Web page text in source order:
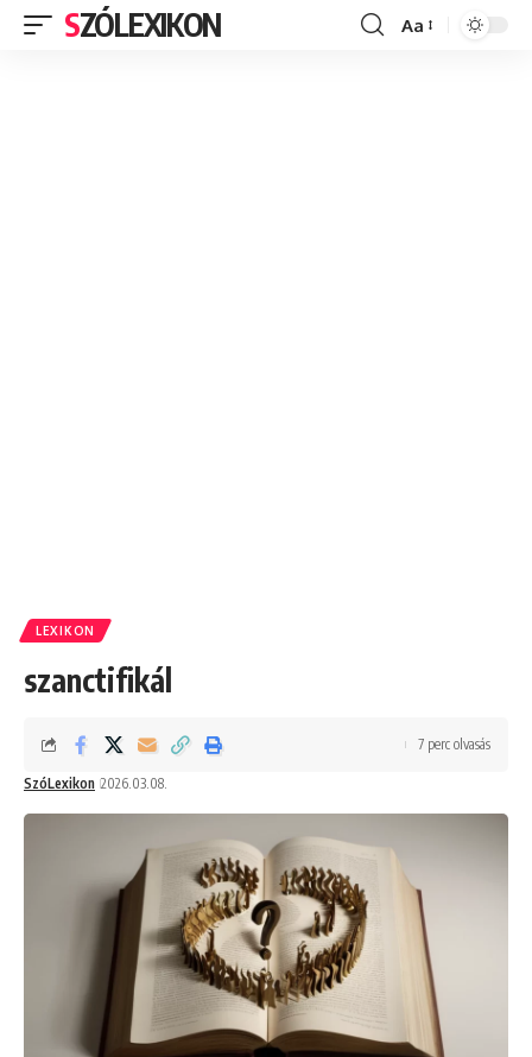
SZÓLEXIKON
Font
Aa
LEXIKON
szanctifikál
SzóLexikon 2026.03.08.
7 perc olvasás